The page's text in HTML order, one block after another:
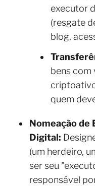
executor
(resgate
blog,
bens com
quem
Nomeação
Digital:
(um herdeiro,
ser seu
responsável